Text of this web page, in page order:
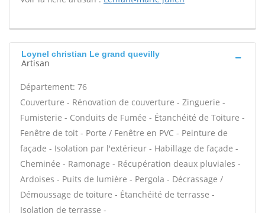
Loynel christian Le grand quevilly
Artisan
Département: 76
Couverture - Rénovation de couverture - Zinguerie -
Fumisterie - Conduits de Fumée - Étanchéité de Toiture -
Fenêtre de toit - Porte / Fenêtre en PVC - Peinture de
façade - Isolation par l'extérieur - Habillage de façade -
Cheminée - Ramonage - Récupération deaux pluviales -
Ardoises - Puits de lumière - Pergola - Décrassage /
Démoussage de toiture - Étanchéité de terrasse -
Isolation de terrasse -